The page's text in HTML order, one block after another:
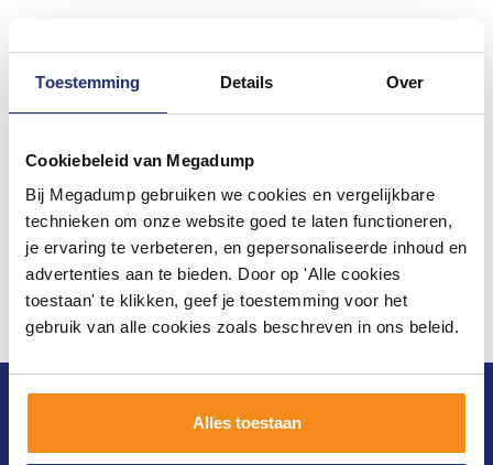
Toestemming Details Over
Cookiebeleid van Megadump
Bij Megadump gebruiken we cookies en vergelijkbare
technieken om onze website goed te laten functioneren,
je ervaring te verbeteren, en gepersonaliseerde inhoud en
advertenties aan te bieden. Door op 'Alle cookies
toestaan' te klikken, geef je toestemming voor het
gebruik van alle cookies zoals beschreven in ons beleid.
Alles toestaan